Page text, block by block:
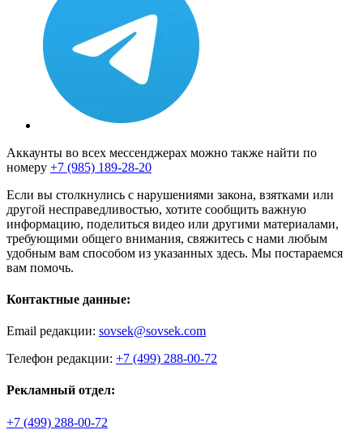
Аккаунты во всех мессенджерах можно также найти по
номеру +7 (985) 189-28-20
Если вы столкнулись с нарушениями закона, взятками или
другой несправедливостью, хотите сообщить важную
информацию, поделиться видео или другими материалами,
требующими общего внимания, свяжитесь с нами любым
удобным вам способом из указанных здесь. Мы постараемся
вам помочь.
Контактные данные:
Email редакции: sovsek@sovsek.com
Телефон редакции: +7 (499) 288-00-72
Рекламный отдел:
+7 (499) 288-00-72